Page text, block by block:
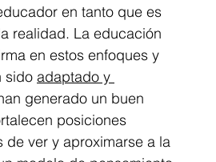
en tanto que es
realidad. La educación
en estos enfoques y
sido adaptado y
generado un buen
posiciones
ver y aproximarse a la